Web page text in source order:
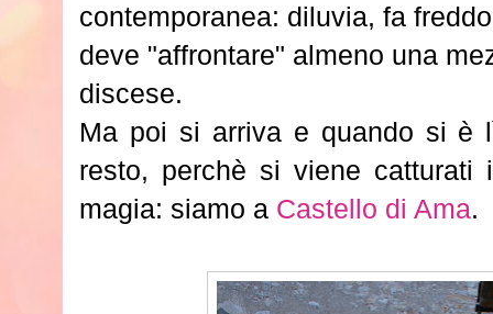
contemporanea: diluvia, fa
deve "affrontare" almeno una
discese.
Ma poi si arriva e quando si
resto, perchè si viene catturati
magia: siamo a Castello di Ama.